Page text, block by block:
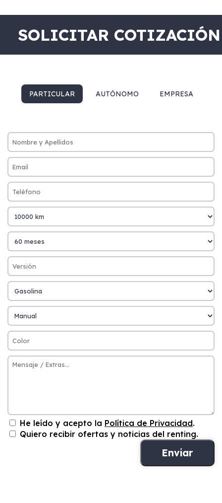
SOLICITAR COTIZACIÓN
PARTICULAR AUTÓNOMO EMPRESA
He leído y acepto la Política de Privacidad.
Quiero recibir ofertas y noticias del renting.